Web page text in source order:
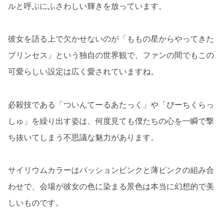
ルと呼ぶにふさわしい輝きを放っています。
彼女を語る上で欠かせないのが「ももの星からやってきた
プリンセス」という独自の世界観で、ファンの間でもこの
可愛らしい設定は広く愛されていますね。
必殺技である「ついんてーるあたっく」や「ぴーちくらっ
しゅ」を繰り出す姿は、何度見ても僕たちの心を一瞬で撃
ち抜いてしまう不思議な魅力があります。
サイリウムカラーはパッションピンクと薄ピンクの組み合
わせで、会場が彼女の色に染まる景色は本当に幻想的で美
しいものです。